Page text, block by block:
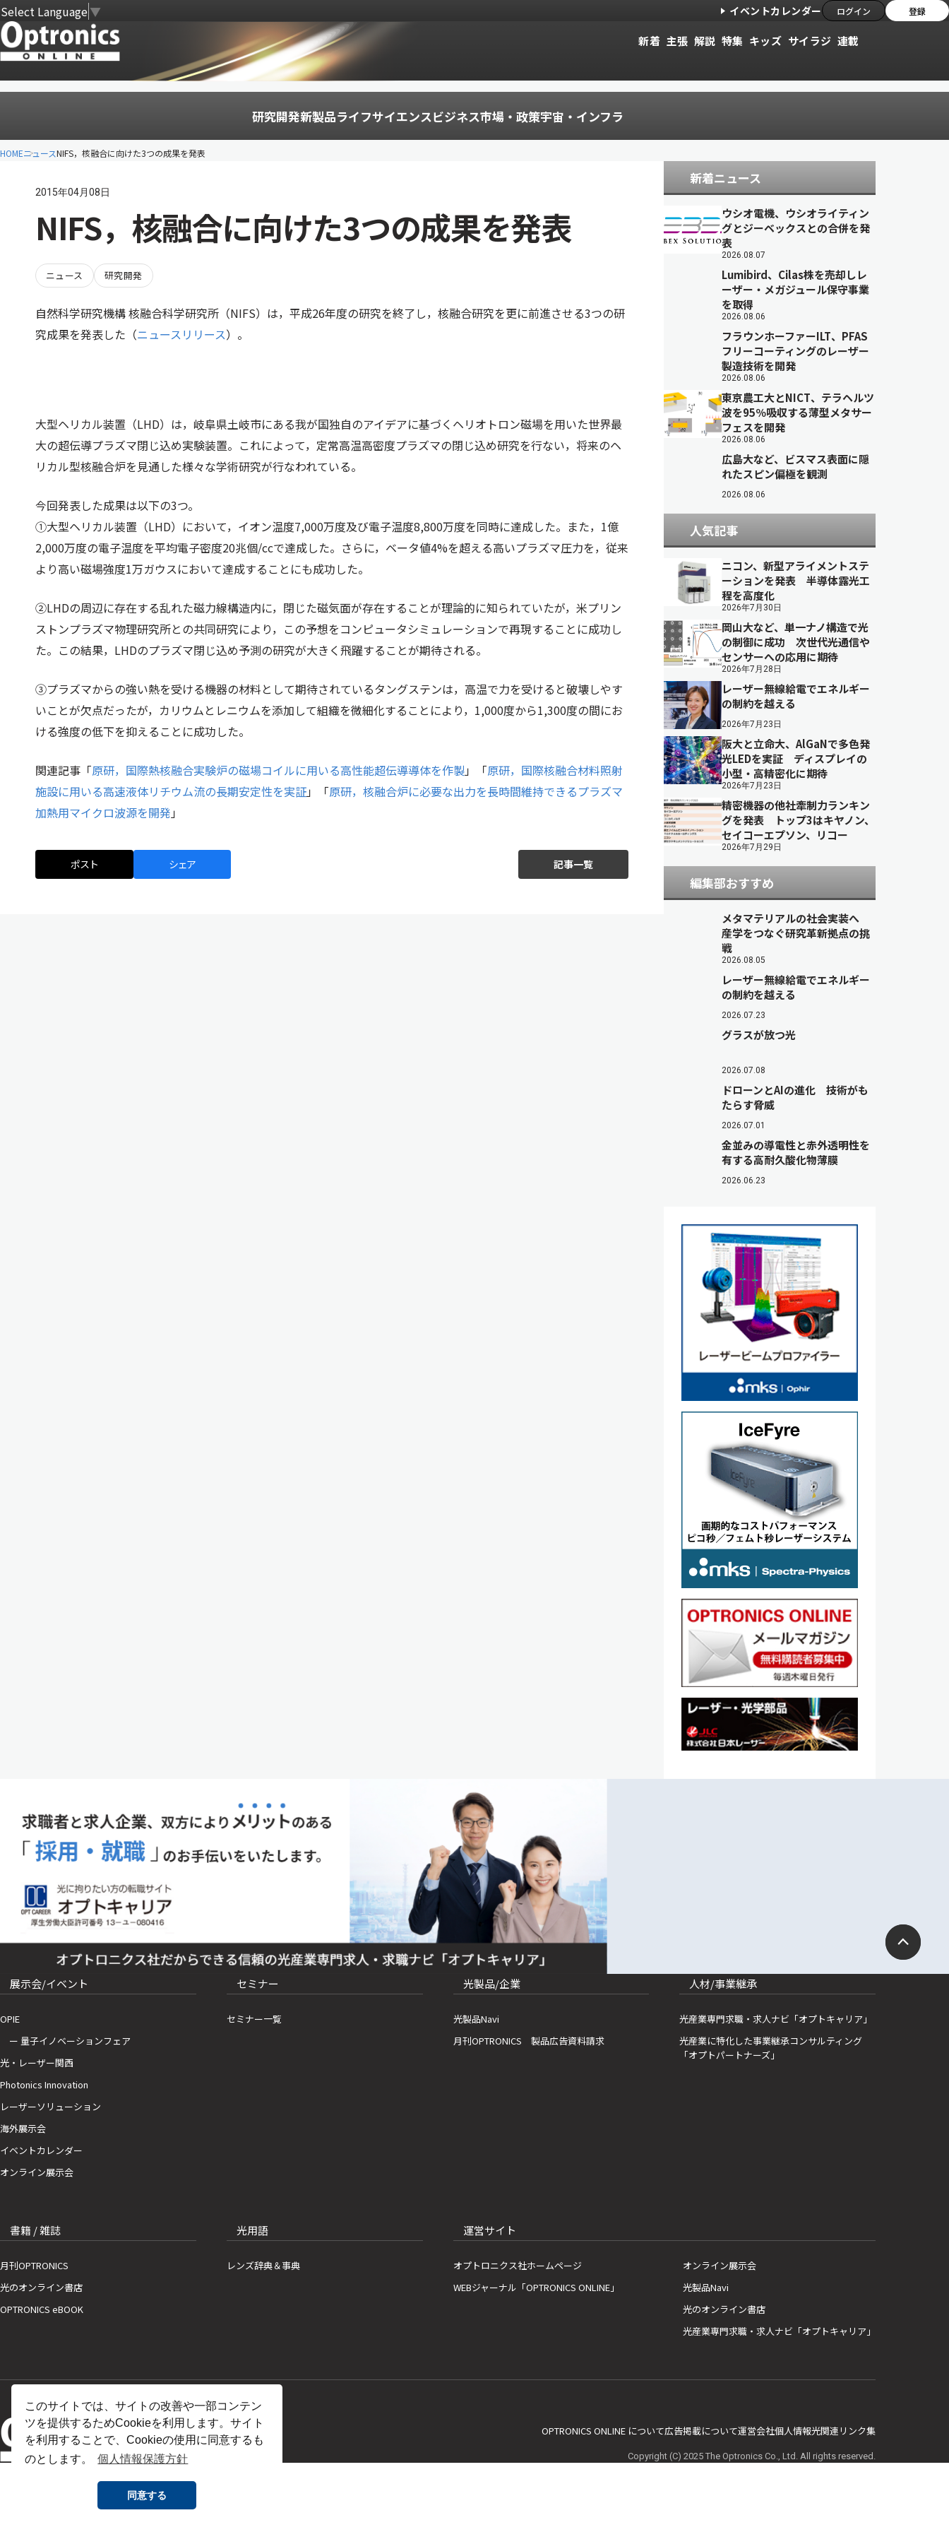
このサイトでは、サイトの改善や一部コンテン
ツを提供するためCookieを利用します。サイト
を利用することで、Cookieの使用に同意するも
のとします。
個人情報保護方針
同意する
Select Language▼ イベントカレンダー ログイン 登録
新着 主張 解説 特集 キッズ サイラジ 連載
研究開発新製品ライフサイエンスビジネス市場・政策宇宙・インフラ
HOMEニュースNIFS，核融合に向けた3つの成果を発表
2015年04月08日
NIFS，核融合に向けた3つの成果を発表
ニュース 研究開発
自然科学研究機構 核融合科学研究所（NIFS）は，平成26年度の研究を終了し，核融合研究を更に前進させる3つの研
究成果を発表した（ニュースリリース）。
大型ヘリカル装置（LHD）は，岐阜県土岐市にある我が国独自のアイデアに基づくヘリオトロン磁場を用いた世界最
大の超伝導プラズマ閉じ込め実験装置。これによって，定常高温高密度プラズマの閉じ込め研究を行ない，将来のヘ
リカル型核融合炉を見通した様々な学術研究が行なわれている。
今回発表した成果は以下の3つ。
①大型ヘリカル装置（LHD）において，イオン温度7,000万度及び電子温度8,800万度を同時に達成した。また，1億
2,000万度の電子温度を平均電子密度20兆個/ccで達成した。さらに，ベータ値4%を超える高いプラズマ圧力を，従来
より高い磁場強度1万ガウスにおいて達成することにも成功した。
②LHDの周辺に存在する乱れた磁力線構造内に，閉じた磁気面が存在することが理論的に知られていたが，米プリン
ストンプラズマ物理研究所との共同研究により，この予想をコンピュータシミュレーションで再現することに成功し
た。この結果，LHDのプラズマ閉じ込め予測の研究が大きく飛躍することが期待される。
③プラズマからの強い熱を受ける機器の材料として期待されているタングステンは，高温で力を受けると破壊しやす
いことが欠点だったが，カリウムとレニウムを添加して組織を微細化することにより，1,000度から1,300度の間にお
ける強度の低下を抑えることに成功した。
関連記事「原研，国際熱核融合実験炉の磁場コイルに用いる高性能超伝導導体を作製」「原研，国際核融合材料照射
施設に用いる高速液体リチウム流の長期安定性を実証」「原研，核融合炉に必要な出力を長時間維持できるプラズマ
加熱用マイクロ波源を開発」
ポスト シェア 記事一覧
新着ニュース
ウシオ電機、ウシオライティン
グとジーベックスとの合併を発
表
2026.08.07
Lumibird、Cilas株を売却しレ
ーザー・メガジュール保守事業
を取得
2026.08.06
フラウンホーファーILT、PFAS
フリーコーティングのレーザー
製造技術を開発
2026.08.06
東京農工大とNICT、テラヘルツ
波を95％吸収する薄型メタサー
フェスを開発
2026.08.06
広島大など、ビスマス表面に隠
れたスピン偏極を観測
2026.08.06
人気記事
ニコン、新型アライメントステ
ーションを発表 半導体露光工
程を高度化
2026年7月30日
岡山大など、単一ナノ構造で光
の制御に成功 次世代光通信や
センサーへの応用に期待
2026年7月28日
レーザー無線給電でエネルギー
の制約を越える
2026年7月23日
阪大と立命大、AlGaNで多色発
光LEDを実証 ディスプレイの
小型・高精密化に期待
2026年7月23日
精密機器の他社牽制力ランキン
グを発表 トップ3はキヤノン、
セイコーエプソン、リコー
2026年7月29日
編集部おすすめ
メタマテリアルの社会実装へ
産学をつなぐ研究革新拠点の挑
戦
2026.08.05
レーザー無線給電でエネルギー
の制約を越える
2026.07.23
グラスが放つ光
2026.07.08
ドローンとAIの進化 技術がも
たらす脅威
2026.07.01
金並みの導電性と赤外透明性を
有する高耐久酸化物薄膜
2026.06.23
展示会/イベント
OPIE
ー 量子イノベーションフェア
光・レーザー関西
Photonics Innovation
レーザーソリューション
海外展示会
イベントカレンダー
オンライン展示会
セミナー
セミナー一覧
光製品/企業
光製品Navi
月刊OPTRONICS 製品広告資料請求
人材/事業継承
光産業専門求職・求人ナビ「オプトキャリア」
光産業に特化した事業継承コンサルティング
「オプトパートナーズ」
書籍 / 雑誌
月刊OPTRONICS
光のオンライン書店
OPTRONICS eBOOK
光用語
レンズ辞典＆事典
運営サイト
オプトロニクス社ホームページ
WEBジャーナル「OPTRONICS ONLINE」
オンライン展示会
光製品Navi
光のオンライン書店
光産業専門求職・求人ナビ「オプトキャリア」
OPTRONICS ONLINE について広告掲載について運営会社個人情報光関連リンク集
Copyright (C) 2025 The Optronics Co., Ltd. All rights reserved.